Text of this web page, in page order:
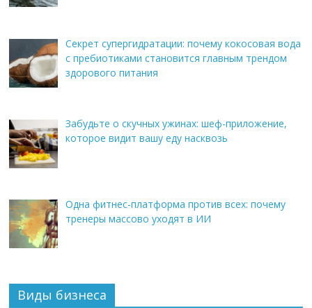
Секрет супергидратации: почему кокосовая вода
с пребиотиками становится главным трендом
здорового питания
Забудьте о скучных ужинах: шеф-приложение,
которое видит вашу еду насквозь
Одна фитнес-платформа против всех: почему
тренеры массово уходят в ИИ
Виды бизнеса